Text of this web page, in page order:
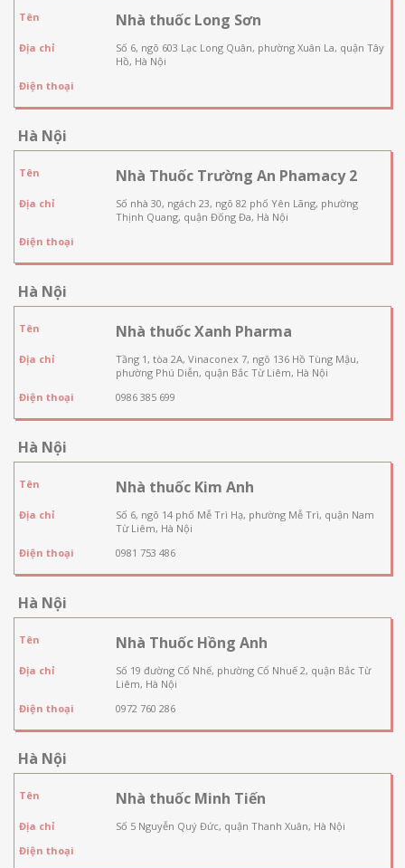
Tên Nhà thuốc Long Sơn
Địa chỉ
Số 6, ngõ 603 Lạc Long Quân, phường Xuân La, quận Tây
Hồ, Hà Nội
Điện thoại
Hà Nội
Tên Nhà Thuốc Trường An Phamacy 2
Địa chỉ
Số nhà 30, ngách 23, ngõ 82 phố Yên Lãng, phường
Thịnh Quang, quận Đống Đa, Hà Nội
Điện thoại
Hà Nội
Tên Nhà thuốc Xanh Pharma
Địa chỉ
Tầng 1, tòa 2A, Vinaconex 7, ngõ 136 Hồ Tùng Mậu,
phường Phú Diễn, quận Bắc Từ Liêm, Hà Nội
Điện thoại
0986 385 699
Hà Nội
Tên Nhà thuốc Kim Anh
Địa chỉ
Số 6, ngõ 14 phố Mễ Trì Hạ, phường Mễ Trì, quận Nam
Từ Liêm, Hà Nội
Điện thoại
0981 753 486
Hà Nội
Tên Nhà Thuốc Hồng Anh
Địa chỉ
Số 19 đường Cổ Nhế, phường Cổ Nhuế 2, quận Bắc Từ
Liêm, Hà Nội
Điện thoại
0972 760 286
Hà Nội
Tên Nhà thuốc Minh Tiến
Địa chỉ
Số 5 Nguyễn Quý Đức, quận Thanh Xuân, Hà Nội
Điện thoại